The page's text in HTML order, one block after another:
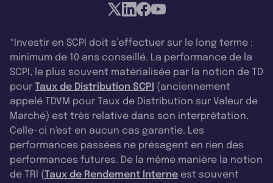
*Investir en SCPI doit s’effectuer sur le long terme :
minimum de 10 ans conseillé. La performance de la
SCPI, le plus souvent matérialisée par la notion de TD
pour Taux de Distribution SCPI (anciennement
appelé TDVM pour Taux de Distribution sur Valeur de
Marché) est très relative dans son interprétation.
Celle-ci n'est en aucun cas garantie. Les
performances passées ne présagent en rien des
performances futures. De la même manière la notion
de TRI (Taux de Rendement Interne est souvent